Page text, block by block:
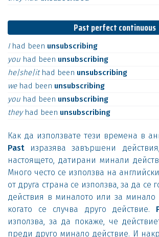
Past perfect continuous
I had been unsubscribing
you had been unsubscribing
he|she|it had been unsubscribing
we had been unsubscribing
you had been unsubscribing
they had been unsubscribing
Как да използвате тези времена в
Past изразява завършени
настоящето, датирани минали
Много често се използва на
от друга страна се използва, за да се
действия в миналото или за минало
когато се случва друго действие.
използва, за да покаже, че
преди друго минало действие. И